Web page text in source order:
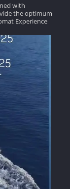
with
the optimum
Experience